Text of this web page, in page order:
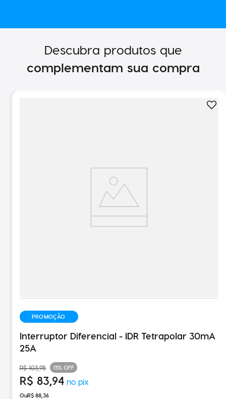
Descubra produtos que
complementam sua compra
PROMOÇÃO
Interruptor Diferencial - IDR Tetrapolar 30mA
25A
R$ 103,95 15% OFF
R$ 83 94
R$ 88, 36